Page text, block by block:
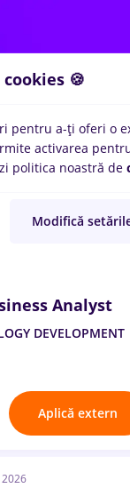
(de acasă)
Analyst
DEVELOPMENT
Aplică extern
🍪
pentru a-ți oferi o
activarea
politica noastră de
Modifică